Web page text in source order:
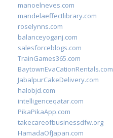
manoelneves.com
mandelaeffectlibrary.com
roselynns.com
balanceyoganj.com
salesforceblogs.com
TrainGames365.com
BaytownEvaCationRentals.com
JabalpurCakeDelivery.com
halobjd.com
intelligenceqatar.com
PikaPikaApp.com
takecareofbusinessdfw.org
HamadaOfJapan.com